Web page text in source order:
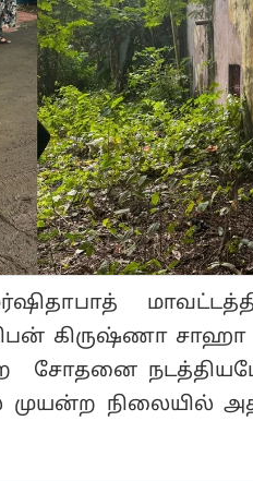
கிருஷ்ணா
சோதனை
முயன்ற நிலையில்